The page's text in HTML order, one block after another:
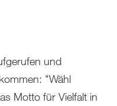
und
"Wähl
Motto für Vielfalt in